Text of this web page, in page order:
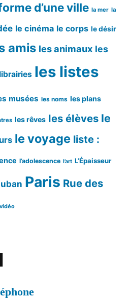
d’une ville la mer la
le cinéma le corps le désir
amis les animaux les
les listes
musées les noms les plans
les rêves les élèves le
le voyage liste :
l’adolescence l’art L’Épaisseur
Paris Rue des